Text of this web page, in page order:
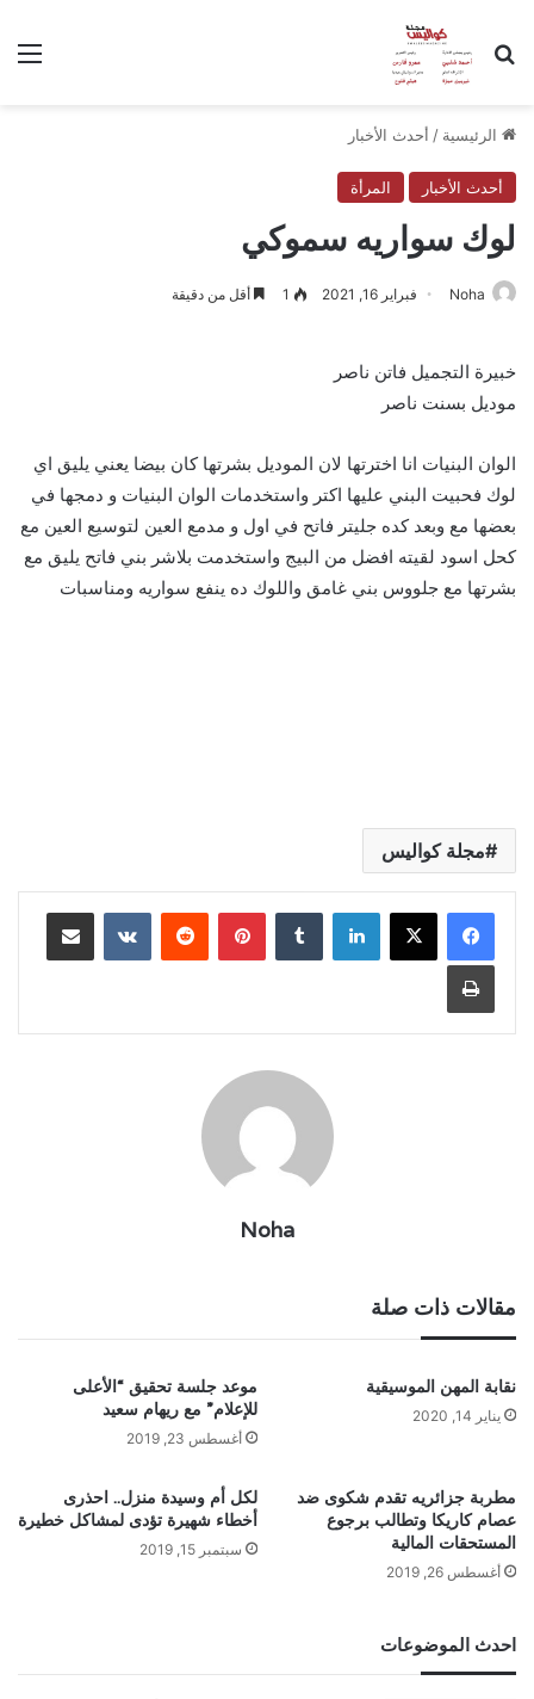
بحث عن
الرئيسية / أحدث الأخبار
أحدث الأخبار المرأة
لوك سواريه سموكي
Noha فبراير 16, 2021 1 أقل من دقيقة
خبيرة التجميل فاتن ناصر
موديل بسنت ناصر
الوان البنيات انا اخترتها لان الموديل بشرتها كان بيضا يعني يليق اي
لوك فحبيت البني عليها اكتر واستخدمات الوان البنيات و دمجها في
بعضها مع وبعد كده جليتر فاتح في اول و مدمع العين لتوسيع العين مع
كحل اسود لقيته افضل من البيج واستخدمت بلاشر بني فاتح يليق مع
بشرتها مع جلووس بني غامق واللوك ده ينفع سواريه ومناسبات
مجلة كواليس
لينكدإن بينتيريست مشاركة عبر البريد
طباعة
Noha
مقالات ذات صلة
نقابة المهن الموسيقية
يناير 14, 2020
موعد جلسة تحقيق “الأعلى
للإعلام” مع ريهام سعيد
أغسطس 23, 2019
مطربة جزائريه تقدم شكوى ضد
عصام كاريكا وتطالب برجوع
المستحقات المالية
أغسطس 26, 2019
لكل أم وسيدة منزل.. احذرى
أخطاء شهيرة تؤدى لمشاكل خطيرة
سبتمبر 15, 2019
احدث الموضوعات